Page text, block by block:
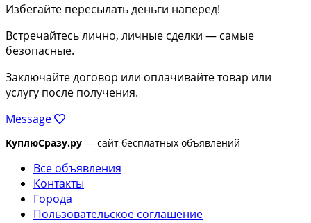
Избегайте пересылать деньги наперед!
Встречайтесь лично, личные сделки — самые
безопасные.
Заключайте договор или оплачивайте товар или
услугу после получения.
Message
КуплюСразу.ру — сайт бесплатных объявлений
Все объявления
Контакты
Города
Пользовательское соглашение